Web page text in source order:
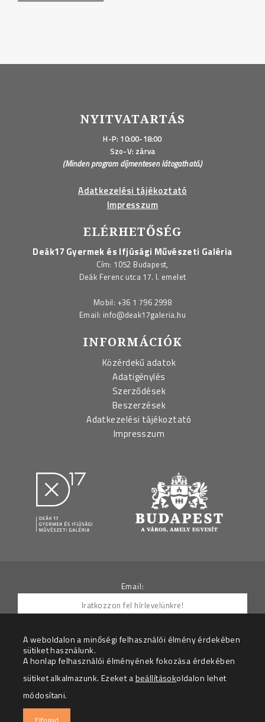
NYITVATARTÁS
H-P: 10:00-18:00
Szo-V: zárva
(Minden program díjmentesen látogatható.)
Adatkezelési tájékoztató
Impresszum
ELÉRHETŐSÉG
Deák17 Gyermek és Ifjúsági Művészeti Galéria
Cím: 1052 Budapest,
Deák Ferenc utca 17. I. emelet
Mobil: +36 1 796 2998
Email: info@deak17galeria.hu
INFORMÁCIÓK
Közérdekű adatok
Adatigénylés
Szerződések
Beszerzések
Adatkezelési tájékoztató
Impresszum
Email:
Hozzájárulok ahhoz, hogy az Adatkezelő részemre
Az adatkezelési tájékoztatót megértettem.
© 2026 – Deák 17 Gyermek és Ifjúsági Galéria – Minden
A weboldalon a minőségi felhasználói élmény érdekében
sütiket használunk.
A honlap felhasználói élményének fokozása érdekében
sütiket alkalmazunk. Ezeket abeállításokoldalon lehet
módosítani.